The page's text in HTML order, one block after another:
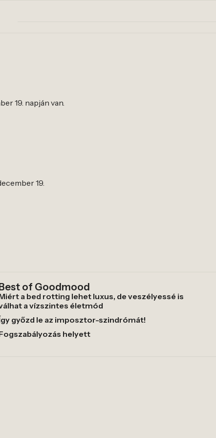
19. napján van.
19.
of Goodmood
a bed rotting lehet luxus, de veszélyessé is
a vízszintes életmód
győzd le az imposztor-szindrómát!
helyett